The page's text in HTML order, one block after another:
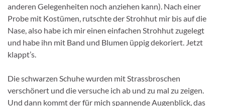
anderen Gelegenheiten noch anziehen kann). Nach einer
Probe mit Kostümen, rutschte der Strohhut mir bis auf die
Nase, also habe ich mir einen einfachen Strohhut zugelegt
und habe ihn mit Band und Blumen üppig dekoriert. Jetzt
klappt’s.
Die schwarzen Schuhe wurden mit Strassbroschen
verschönert und die versuche ich ab und zu mal zu zeigen.
Und dann kommt der für mich spannende Augenblick, das